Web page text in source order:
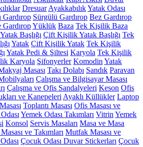
Dresuar AyakkabılıkYatak Odası
Gardırop Sürgülü Gardırop Bez Gardırop
GardıropYüklük Baza Tek Kişilik Baza
Yatak Başlığı Çift Kişilik Yatak Başlığı Tek
Yatak Çift Kişilik Yatak Tek Kişilik
Yatak Pedi & Şiltesi Karyola Tek Kişilik
Karyola Şifonyerler Komodin Yatak
Masası Takı Dolabı Sandık Paravan
Çalışma ve Bilgisayar Masası
Çalışma ve Ofis Sandalyeleri Keson Ofis
ve Kanepeleri Ayaklı Küllükler Laptop
Toplantı Masası Ofis Masası ve
Yemek Odası Takımları Vitrin Yemek
Konsol Servis Masaları Masa ve Masa
ve Takımları Mutfak Masası ve
Çocuk Odası Duvar Stickerları Çocuk